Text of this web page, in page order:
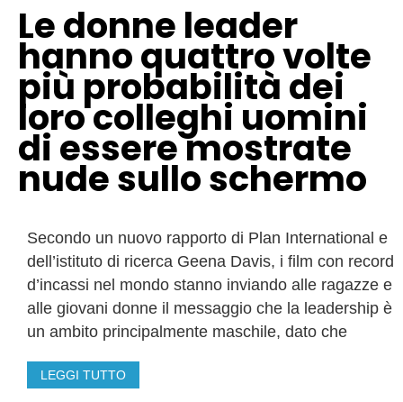
Le donne leader
hanno quattro volte
più probabilità dei
loro colleghi uomini
di essere mostrate
nude sullo schermo
Secondo un nuovo rapporto di Plan International e
dell’istituto di ricerca Geena Davis, i film con record
d’incassi nel mondo stanno inviando alle ragazze e
alle giovani donne il messaggio che la leadership è
un ambito principalmente maschile, dato che
LEGGI TUTTO